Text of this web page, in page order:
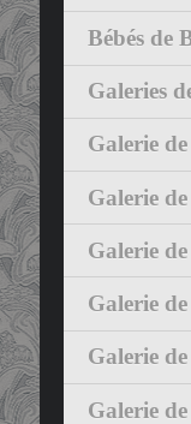
Bébés de
Galeries
Galerie
Galerie
Galerie
Galerie
Galerie
Galerie